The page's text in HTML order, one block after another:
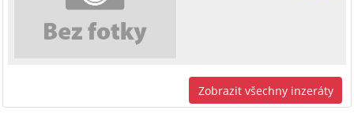
Zobrazit všechny inzeráty